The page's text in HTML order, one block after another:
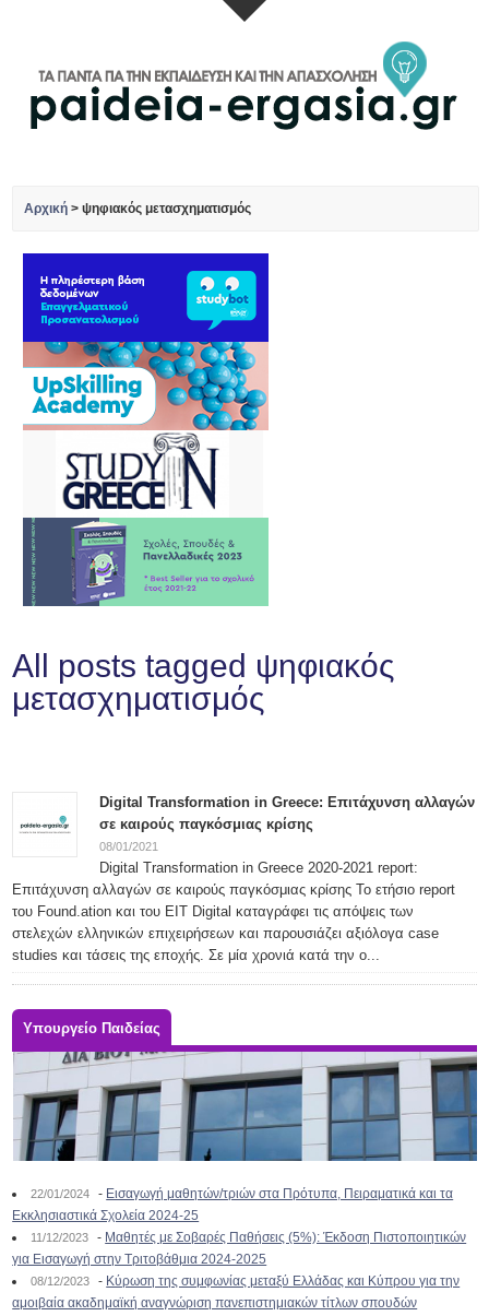
Αρχική >ψηφιακός μετασχηματισμός
All posts tagged ψηφιακός
μετασχηματισμός
Digital Transformation in Greece: Επιτάχυνση αλλαγών
σε καιρούς παγκόσμιας κρίσης
08/01/2021
Digital Transformation in Greece 2020-2021 report:
Επιτάχυνση αλλαγών σε καιρούς παγκόσμιας κρίσης Το ετήσιο report
του Found.ation και του EIT Digital καταγράφει τις απόψεις των
στελεχών ελληνικών επιχειρήσεων και παρουσιάζει αξιόλογα case
studies και τάσεις της εποχής. Σε μία χρονιά κατά την ο...
Υπουργείο Παιδείας
22/01/2024 - Εισαγωγή μαθητών/τριών στα Πρότυπα, Πειραματικά και τα
Εκκλησιαστικά Σχολεία 2024-25
11/12/2023 - Μαθητές με Σοβαρές Παθήσεις (5%): Έκδοση Πιστοποιητικών
για Εισαγωγή στην Τριτοβάθμια 2024-2025
08/12/2023 - Κύρωση της συμφωνίας μεταξύ Ελλάδας και Κύπρου για την
αμοιβαία ακαδημαϊκή αναγνώριση πανεπιστημιακών τίτλων σπουδών